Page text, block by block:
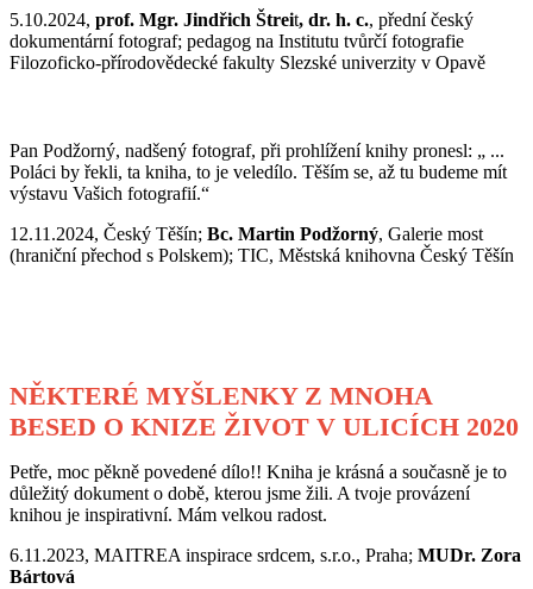
5.10.2024, prof. Mgr. Jindřich Štreit, dr. h. c., přední český
dokumentární fotograf; pedagog na Institutu tvůrčí fotografie
Filozoficko-přírodovědecké fakulty Slezské univerzity v Opavě
Pan Podžorný, nadšený fotograf, při prohlížení knihy pronesl: „ ...
Poláci by řekli, ta kniha, to je veledílo. Těším se, až tu budeme mít
výstavu Vašich fotografií.“
12.11.2024, Český Těšín; Bc. Martin Podžorný, Galerie most
(hraniční přechod s Polskem); TIC, Městská knihovna Český Těšín
NĚKTERÉ MYŠLENKY Z MNOHA
BESED O KNIZE ŽIVOT V ULICÍCH 2020
Petře, moc pěkně povedené dílo!! Kniha je krásná a současně je to
důležitý dokument o době, kterou jsme žili. A tvoje provázení
knihou je inspirativní. Mám velkou radost.
6.11.2023, MAITREA inspirace srdcem, s.r.o., Praha; MUDr. Zora
Bártová